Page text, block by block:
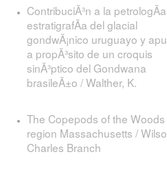
ContribuciÃ³n a la
estratigrafÃ­a del glacial
gondwÃ¡nico uruguayo y
a propÃ³sito de un croquis
sinÃ³ptico del Gondwana
brasileÃ±o / Walther, K.
The Copepods of the Woods
region Massachusetts /
Charles Branch